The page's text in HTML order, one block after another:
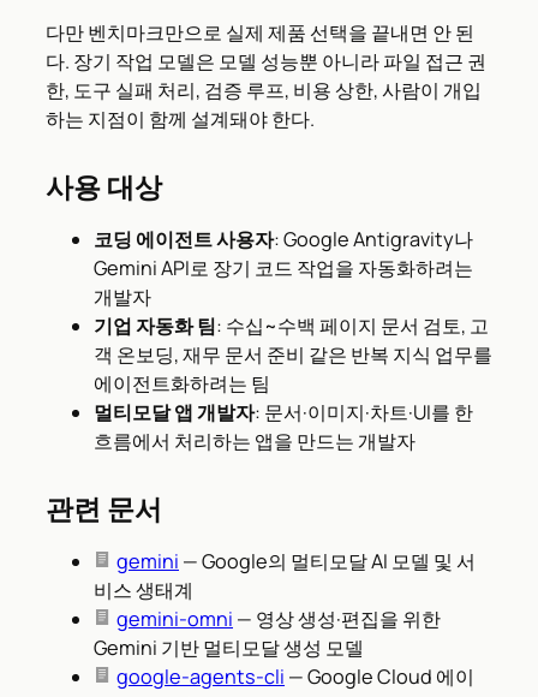
다만 벤치마크만으로 실제 제품 선택을 끝내면 안 된
다. 장기 작업 모델은 모델 성능뿐 아니라 파일 접근 권
한, 도구 실패 처리, 검증 루프, 비용 상한, 사람이 개입
하는 지점이 함께 설계돼야 한다.
사용 대상
코딩 에이전트 사용자: Google Antigravity나
Gemini API로 장기 코드 작업을 자동화하려는
개발자
기업 자동화 팀: 수십~수백 페이지 문서 검토, 고
객 온보딩, 재무 문서 준비 같은 반복 지식 업무를
에이전트화하려는 팀
멀티모달 앱 개발자: 문서·이미지·차트·UI를 한
흐름에서 처리하는 앱을 만드는 개발자
관련 문서
gemini — Google의 멀티모달 AI 모델 및 서
비스 생태계
gemini-omni — 영상 생성·편집을 위한
Gemini 기반 멀티모달 생성 모델
google-agents-cli — Google Cloud 에이